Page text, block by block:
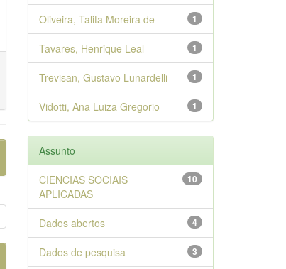
1
Oliveira, Talita Moreira de
1
Tavares, Henrique Leal
1
Trevisan, Gustavo Lunardelli
1
Vidotti, Ana Luiza Gregorio
Assunto
10
CIENCIAS SOCIAIS
APLICADAS
4
Dados abertos
3
Dados de pesquisa